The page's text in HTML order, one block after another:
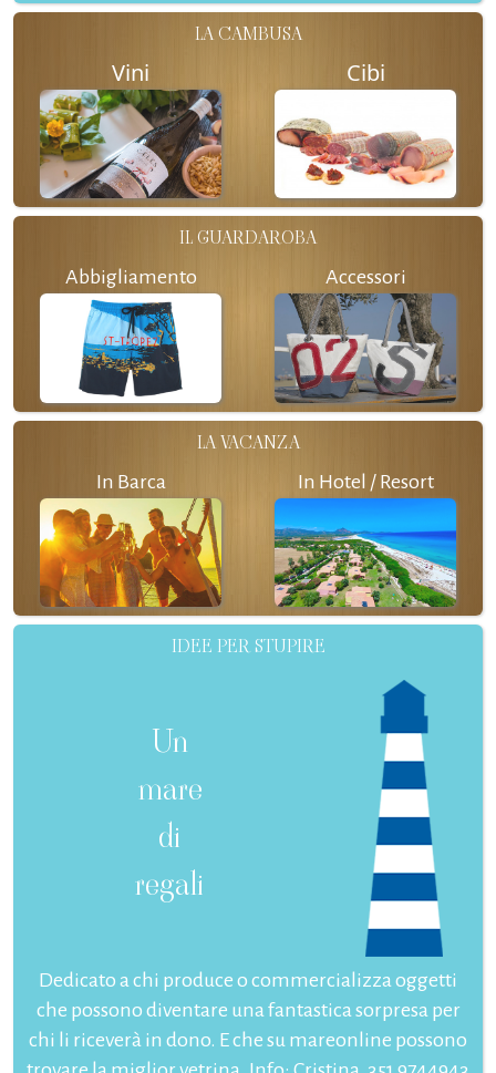
LA CAMBUSA
Vini Cibi
IL GUARDAROBA
Abbigliamento Accessori
LA VACANZA
In Barca In Hotel / Resort
IDEE PER STUPIRE
Un
mare
di
regali
Dedicato a chi produce o commercializza oggetti
che possono diventare una fantastica sorpresa per
chi li riceverà in dono. E che su mareonline possono